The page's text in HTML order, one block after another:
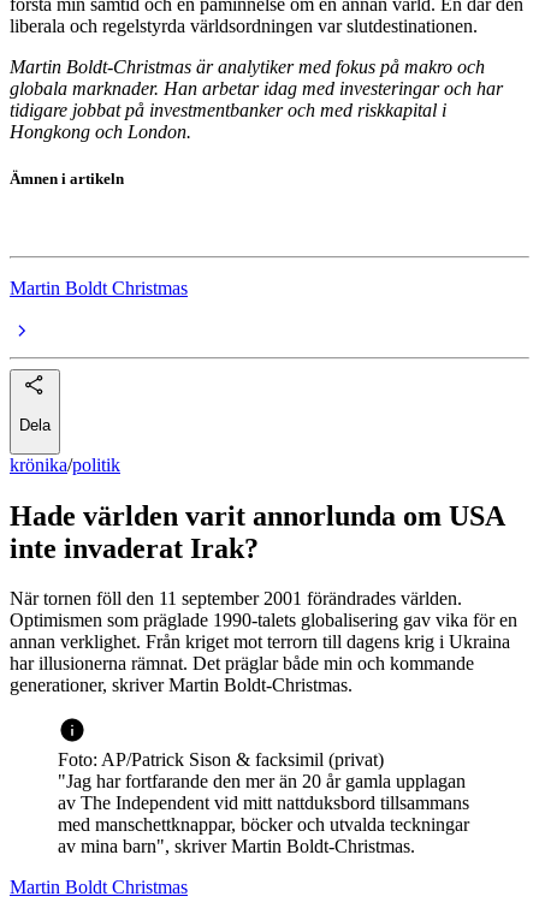
liberala och regelstyrda världsordningen var slutdestinationen.
Martin Boldt-Christmas är analytiker med fokus på makro och
globala marknader. Han arbetar idag med investeringar och har
tidigare jobbat på investmentbanker och med riskkapital i
Hongkong och London.
Ämnen i artikeln
Martin Boldt Christmas
Dela
krönika/politik
Hade världen varit annorlunda om USA
inte invaderat Irak?
När tornen föll den 11 september 2001 förändrades världen.
Optimismen som präglade 1990-talets globalisering gav vika för en
annan verklighet. Från kriget mot terrorn till dagens krig i Ukraina
har illusionerna rämnat. Det präglar både min och kommande
generationer, skriver Martin Boldt-Christmas.
Foto: AP/Patrick Sison & facksimil (privat)
"Jag har fortfarande den mer än 20 år gamla upplagan
av The Independent vid mitt nattduksbord tillsammans
med manschettknappar, böcker och utvalda teckningar
av mina barn", skriver Martin Boldt-Christmas.
Martin Boldt Christmas